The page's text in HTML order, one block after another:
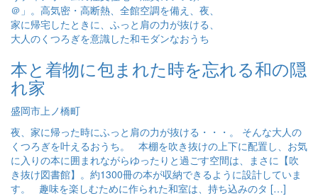
本と着物に包まれた時を忘れる和の隠
れ家
盛岡市上ノ橋町
夜、家に帰った時にふっと肩の力が抜ける・・・。 そんな大人の
くつろぎを叶えるおうち。 本棚を吹き抜けの上下に配置し、お気
に入りの本に囲まれながらゆったりと過ごす空間は、まさに【吹
き抜け図書館】。約1300冊の本が収納できるように設計していま
す。 趣味を楽しむために作られた和室は、持ち込みのタ […]